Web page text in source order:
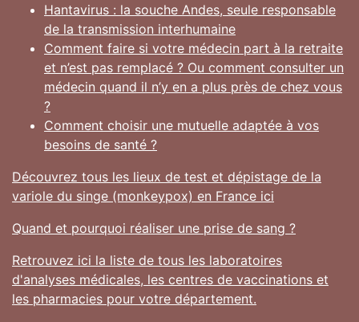
Hantavirus : la souche Andes, seule responsable
de la transmission interhumaine
Comment faire si votre médecin part à la retraite
et n’est pas remplacé ? Ou comment consulter un
médecin quand il n’y en a plus près de chez vous
?
Comment choisir une mutuelle adaptée à vos
besoins de santé ?
Découvrez tous les lieux de test et dépistage de la
variole du singe (monkeypox) en France ici
Quand et pourquoi réaliser une prise de sang ?
Retrouvez ici la liste de tous les laboratoires
d'analyses médicales, les centres de vaccinations et
les pharmacies pour votre département.